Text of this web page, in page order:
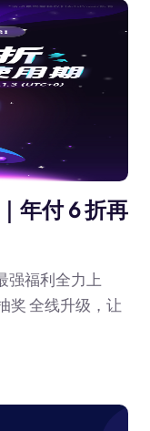
年付 6 折再
强福利全力上
奖 全线升级，让